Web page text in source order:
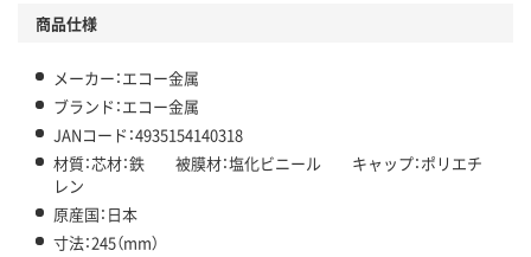
商品仕様
メーカー：エコー金属
ブランド：エコー金属
JANコード：4935154140318
材質：芯材：鉄 被膜材：塩化ビニール キャップ：ポリエチ
レン
原産国：日本
寸法：245（mm）